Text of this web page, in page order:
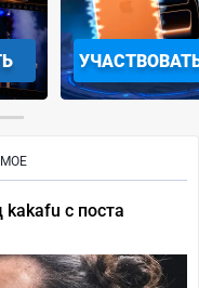
с поста